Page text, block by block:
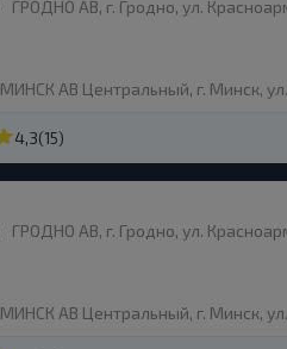
ГРОДНО АВ, г. Гродно, ул.
МИНСК АВ Центральный, г. Минск,
4,3(15)
ГРОДНО АВ, г. Гродно, ул.
МИНСК АВ Центральный, г. Минск,